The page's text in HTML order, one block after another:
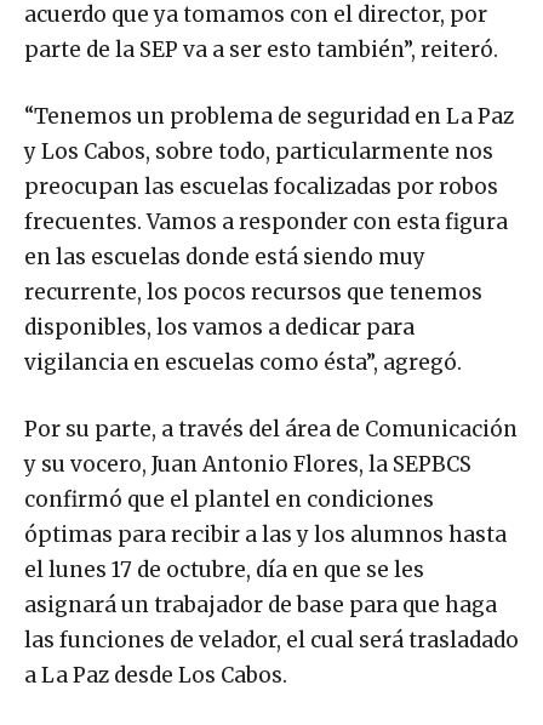
acuerdo que ya tomamos con el director, por
parte de la SEP va a ser esto también”, reiteró.
“Tenemos un problema de seguridad en La Paz
y Los Cabos, sobre todo, particularmente nos
preocupan las escuelas focalizadas por robos
frecuentes. Vamos a responder con esta figura
en las escuelas donde está siendo muy
recurrente, los pocos recursos que tenemos
disponibles, los vamos a dedicar para
vigilancia en escuelas como ésta”, agregó.
Por su parte, a través del área de Comunicación
y su vocero, Juan Antonio Flores, la SEPBCS
confirmó que el plantel en condiciones
óptimas para recibir a las y los alumnos hasta
el lunes 17 de octubre, día en que se les
asignará un trabajador de base para que haga
las funciones de velador, el cual será trasladado
a La Paz desde Los Cabos.